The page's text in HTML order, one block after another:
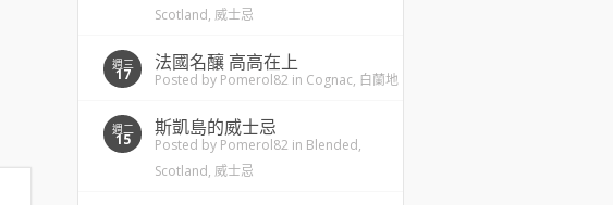
Scotland, 威士忌
週三
17
法國名釀 高高在上
Posted by Pomerol82 in Cognac, 白蘭地
週二
15
斯凱島的威士忌
Posted by Pomerol82 in Blended,
Scotland, 威士忌